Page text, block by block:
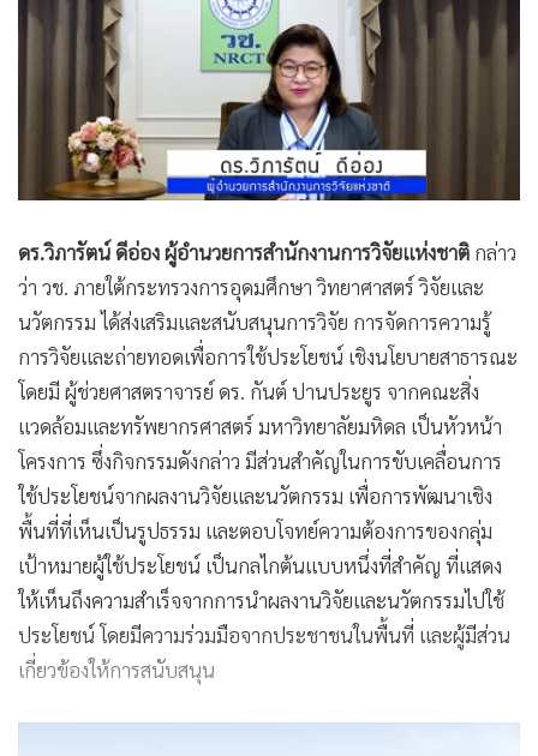
ดร.วิภารัตน์ ดีอ่อง ผู้อำนวยการสำนักงานการวิจัยแห่งชาติ กล่าว
ว่า วช. ภายใต้กระทรวงการอุดมศึกษา วิทยาศาสตร์ วิจัยและ
นวัตกรรม ได้ส่งเสริมและสนับสนุนการวิจัย การจัดการความรู้
การวิจัยและถ่ายทอดเพื่อการใช้ประโยชน์ เชิงนโยบายสาธารณะ
โดยมี ผู้ช่วยศาสตราจารย์ ดร. กันต์ ปานประยูร จากคณะสิ่ง
แวดล้อมและทรัพยากรศาสตร์ มหาวิทยาลัยมหิดล เป็นหัวหน้า
โครงการ ซึ่งกิจกรรมดังกล่าว มีส่วนสำคัญในการขับเคลื่อนการ
ใช้ประโยชน์จากผลงานวิจัยและนวัตกรรม เพื่อการพัฒนาเชิง
พื้นที่ที่เห็นเป็นรูปธรรม และตอบโจทย์ความต้องการของกลุ่ม
เป้าหมายผู้ใช้ประโยชน์ เป็นกลไกต้นแบบหนึ่งที่สำคัญ ที่แสดง
ให้เห็นถึงความสำเร็จจากการนำผลงานวิจัยและนวัตกรรมไปใช้
ประโยชน์ โดยมีความร่วมมือจากประชาชนในพื้นที่ และผู้มีส่วน
เกี่ยวข้องให้การสนับสนุน